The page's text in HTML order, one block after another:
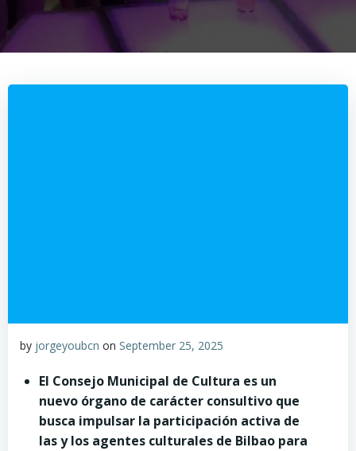
by jorgeyoubcn on September 25, 2025
El Consejo Municipal de Cultura es un
nuevo órgano de carácter consultivo que
busca impulsar la participación activa de
las y los agentes culturales de Bilbao para